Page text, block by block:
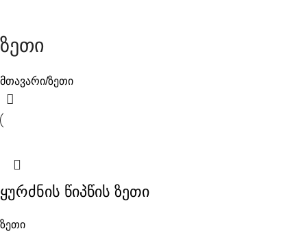
ზეთი
მთავარი ზეთი
ყურძნის წიპწის ზეთი
ზეთი